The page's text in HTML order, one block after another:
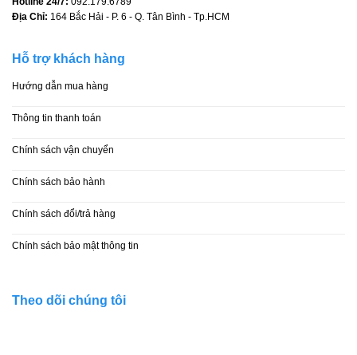
Địa Chỉ: 164 Bắc Hải - P. 6 - Q. Tân Bình - Tp.HCM
Hỗ trợ khách hàng
Hướng dẫn mua hàng
Thông tin thanh toán
Chính sách vận chuyển
Chính sách bảo hành
Chính sách đổi/trả hàng
Chính sách bảo mật thông tin
Theo dõi chúng tôi